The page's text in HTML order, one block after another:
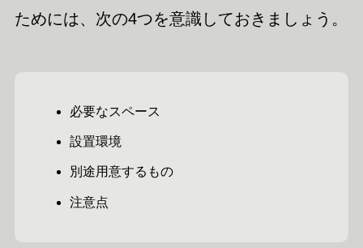
ためには、次の4つを意識しておきましょう。
必要なスペース
設置環境
別途用意するもの
注意点